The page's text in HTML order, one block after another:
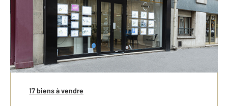
Location
Nos offres
17 biens à vendre